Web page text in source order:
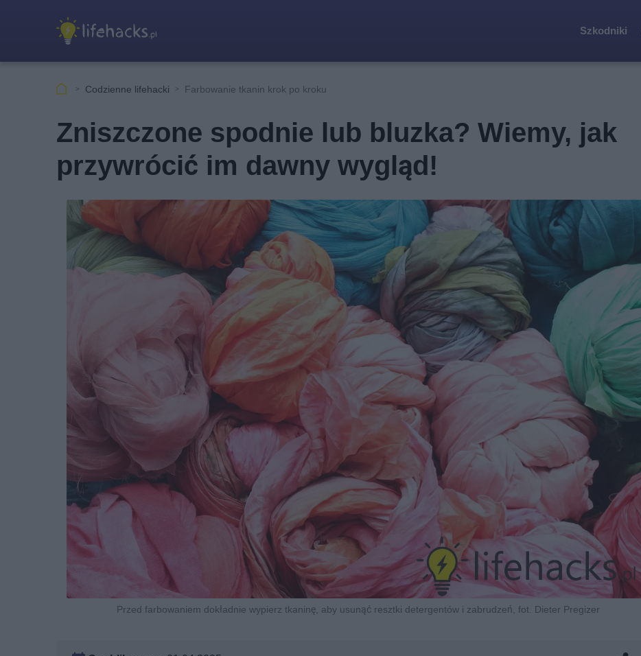
Szkodniki
Codzienne lifehacki Farbowanie tkanin krok po kroku
Zniszczone spodnie lub bluzka? Wiemy, jak
przywrócić im dawny wygląd!
Przed farbowaniem dokładnie wypierz tkaninę, aby usunąć resztki detergentów i zabrudzeń, fot. Dieter Pregizer